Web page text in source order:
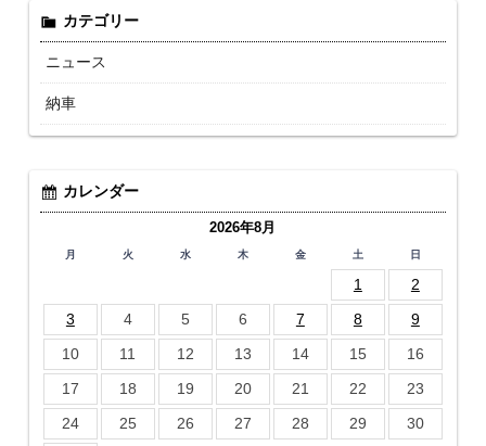
カテゴリー
ニュース
納車
カレンダー
2026年8月
月 火 水 木 金 土 日
1
2
3
4 5 6 7 8
9
10
11 12 13 14 15
16
17
18 19 20 21 22
23
24
25 26 27 28 29
30